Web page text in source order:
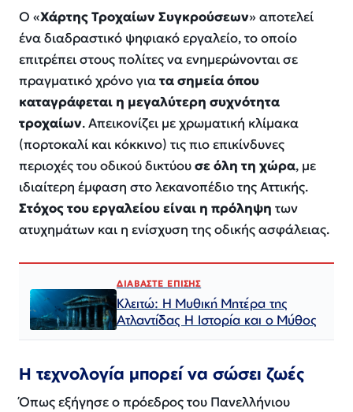
Ο «Χάρτης Τροχαίων Συγκρούσεων» αποτελεί
ένα διαδραστικό ψηφιακό εργαλείο, το οποίο
επιτρέπει στους πολίτες να ενημερώνονται σε
πραγματικό χρόνο γιατα σημεία όπου
καταγράφεται η μεγαλύτερη συχνότητα
τροχαίων. Απεικονίζει με χρωματική κλίμακα
(πορτοκαλί και κόκκινο) τις πιο επικίνδυνες
περιοχές του οδικού δικτύουσε όλη τη χώρα, με
ιδιαίτερη έμφαση στο λεκανοπέδιο της Αττικής.
Στόχος του εργαλείου είναι η πρόληψη των
ατυχημάτων και η ενίσχυση της οδικής ασφάλειας.
ΔΙΑΒΑΣΤΕ ΕΠΙΣΗΣ
Κλειτώ: Η Μυθική Μητέρα της
Ατλαντίδας Η Ιστορία και ο Μύθος
Η τεχνολογία μπορεί να σώσει ζωές
Όπως εξήγησε ο πρόεδρος του Πανελλήνιου